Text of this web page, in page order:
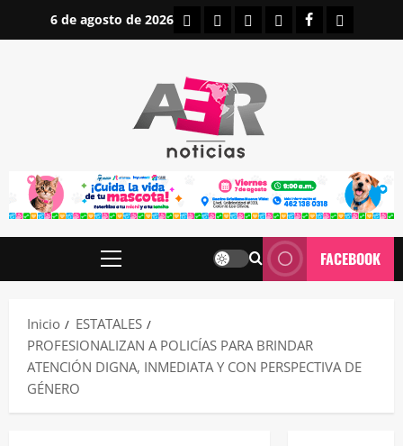
6 de agosto de 2026 INICIOIRAPUATO
ESTATALES
NACIONALES
FACEBOOK
Menú
FACEBOOK
Inicio
ESTATALES
PROFESIONALIZAN A POLICÍAS PARA BRINDAR
ATENCIÓN DIGNA, INMEDIATA Y CON PERSPECTIVA DE
GÉNERO